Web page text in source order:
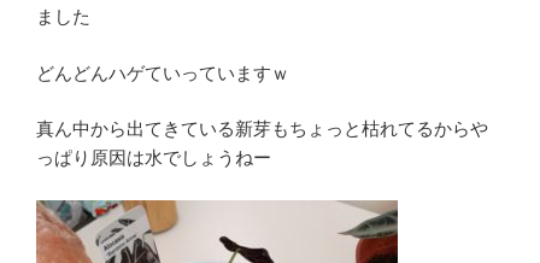
ました
どんどんハゲていっていますｗ
真ん中から出てきている新芽もちょっと枯れてるからや
っぱり原因は水でしょうねー